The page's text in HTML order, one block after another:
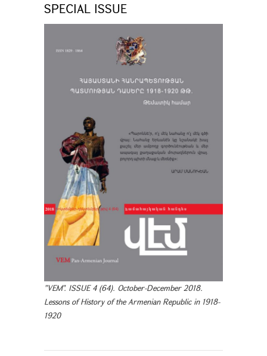
SPECIAL ISSUE
"VEM". ISSUE 4 (64). October-December 2018.
Lessons of History of the Armenian Republic in 1918-
1920